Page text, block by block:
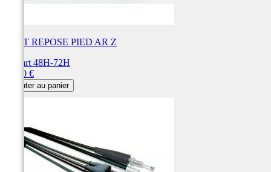
SUPT REPOSE PIED AR Z
Départ 48H-72H
18,90 €
Ajouter au panier